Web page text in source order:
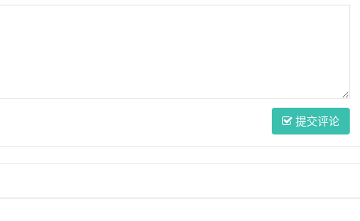
提交评论